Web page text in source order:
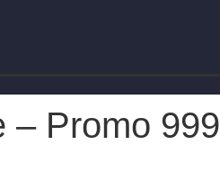
– Promo 999